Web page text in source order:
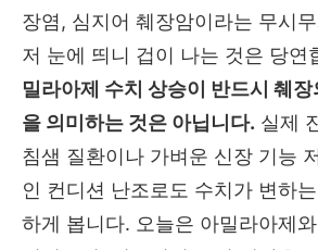
장염, 심지어 췌장암이라는 무시
저 눈에 띄니 겁이 나는 것은 당연
밀라아제 수치 상승이 반드시 췌
을 의미하는 것은 아닙니다. 실제
침샘 질환이나 가벼운 신장 기능
인 컨디션 난조로도 수치가 변하
하게 봅니다. 오늘은 아밀라아제